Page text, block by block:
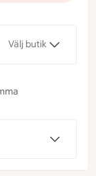
Välj butik